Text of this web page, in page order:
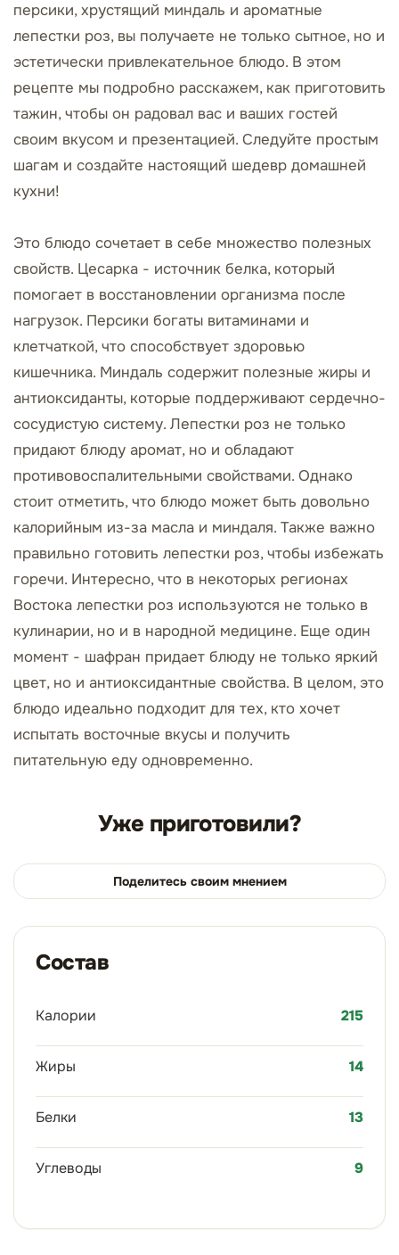
персики, хрустящий миндаль и ароматные
лепестки роз, вы получаете не только сытное, но и
эстетически привлекательное блюдо. В этом
рецепте мы подробно расскажем, как приготовить
тажин, чтобы он радовал вас и ваших гостей
своим вкусом и презентацией. Следуйте простым
шагам и создайте настоящий шедевр домашней
кухни!
Это блюдо сочетает в себе множество полезных
свойств. Цесарка - источник белка, который
помогает в восстановлении организма после
нагрузок. Персики богаты витаминами и
клетчаткой, что способствует здоровью
кишечника. Миндаль содержит полезные жиры и
антиоксиданты, которые поддерживают сердечно-
сосудистую систему. Лепестки роз не только
придают блюду аромат, но и обладают
противовоспалительными свойствами. Однако
стоит отметить, что блюдо может быть довольно
калорийным из-за масла и миндаля. Также важно
правильно готовить лепестки роз, чтобы избежать
горечи. Интересно, что в некоторых регионах
Востока лепестки роз используются не только в
кулинарии, но и в народной медицине. Еще один
момент - шафран придает блюду не только яркий
цвет, но и антиоксидантные свойства. В целом, это
блюдо идеально подходит для тех, кто хочет
испытать восточные вкусы и получить
питательную еду одновременно.
Уже приготовили?
Поделитесь своим мнением
Состав
Калории 215
Жиры 14
Белки 13
Углеводы 9